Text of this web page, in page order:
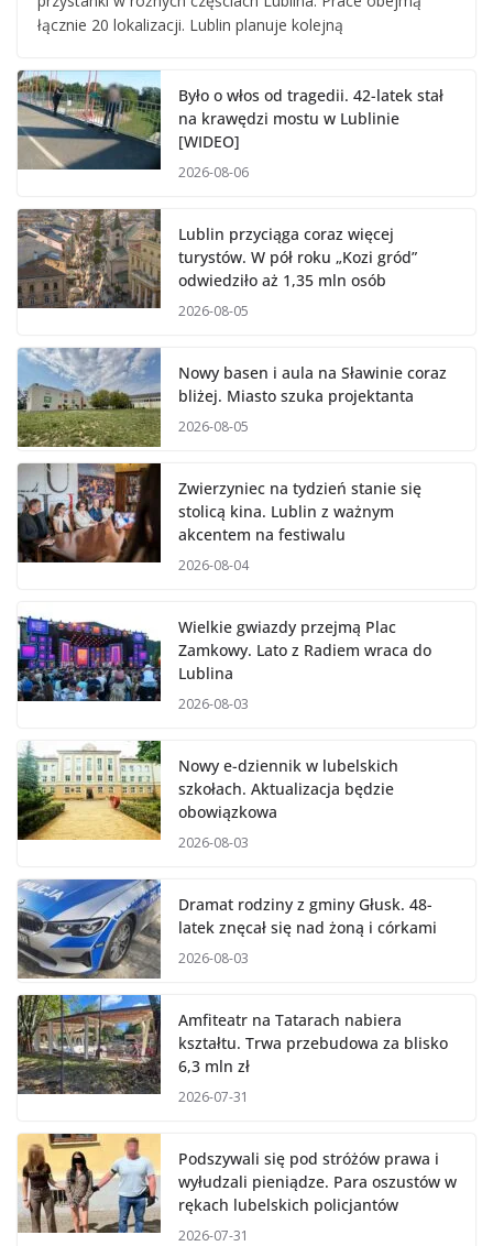
łącznie 20 lokalizacji. Lublin planuje kolejną
Było o włos od tragedii. 42-latek stał
na krawędzi mostu w Lublinie
[WIDEO]
2026-08-06
Lublin przyciąga coraz więcej
turystów. W pół roku „Kozi gród”
odwiedziło aż 1,35 mln osób
2026-08-05
Nowy basen i aula na Sławinie coraz
bliżej. Miasto szuka projektanta
2026-08-05
Zwierzyniec na tydzień stanie się
stolicą kina. Lublin z ważnym
akcentem na festiwalu
2026-08-04
Wielkie gwiazdy przejmą Plac
Zamkowy. Lato z Radiem wraca do
Lublina
2026-08-03
Nowy e-dziennik w lubelskich
szkołach. Aktualizacja będzie
obowiązkowa
2026-08-03
Dramat rodziny z gminy Głusk. 48-
latek znęcał się nad żoną i córkami
2026-08-03
Amfiteatr na Tatarach nabiera
kształtu. Trwa przebudowa za blisko
6,3 mln zł
2026-07-31
Podszywali się pod stróżów prawa i
wyłudzali pieniądze. Para oszustów w
rękach lubelskich policjantów
2026-07-31